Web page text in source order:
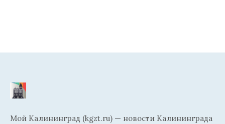
Мой Калининград (kgzt.ru) — новости Калининграда